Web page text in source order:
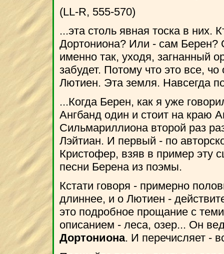
(LL-R, 555-570)
...эта столь явная тоска в них.
Дортониона? Или - сам Берен?
именно так, уходя, загнанный
забудет. Потому что это все,
Лютиен. Эта земля. Навсегда
...Когда Берен, как я уже
Ангбанд один и стоит на краю
Сильмариллиона второй раз
Лэйтиан. И первый - по
Кристофер, взяв в пример эту
песни Берена из поэмы.
Кстати говоря - примерно
длиннее, и о Лютиен -
это подробное прощание с
описанием - леса, озер... Он
Дортониона. И перечисляет -